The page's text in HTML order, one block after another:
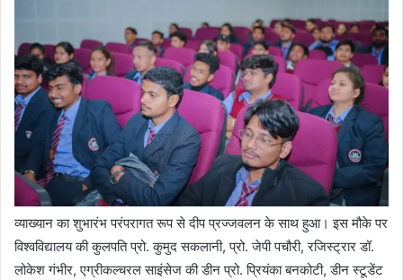
व्याख्यान का शुभारंभ परंपरागत रूप से दीप प्रज्जवलन के साथ हुआ। इस मौके पर
विश्वविद्यालय की कुलपति प्रो. कुमुद सकलानी, प्रो. जेपी पचौरी, रजिस्ट्रार डॉ.
लोकेश गंभीर, एग्रीकल्चरल साइंसेज की डीन प्रो. प्रियंका बनकोटी, डीन स्टूडेंट